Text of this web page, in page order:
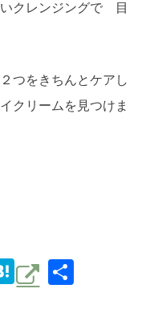
クレンジングで 目
をきちんとケアし
クリームを見つけま
H
at